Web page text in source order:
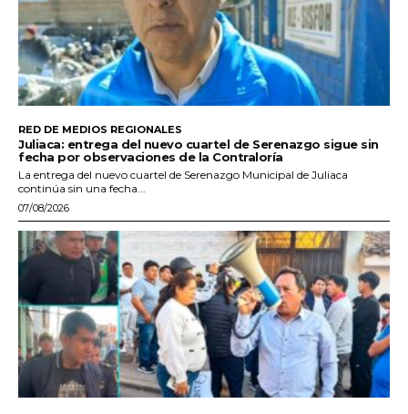
RED DE MEDIOS REGIONALES
Juliaca: entrega del nuevo cuartel de Serenazgo sigue sin
fecha por observaciones de la Contraloría
La entrega del nuevo cuartel de Serenazgo Municipal de Juliaca
continúa sin una fecha...
07/08/2026